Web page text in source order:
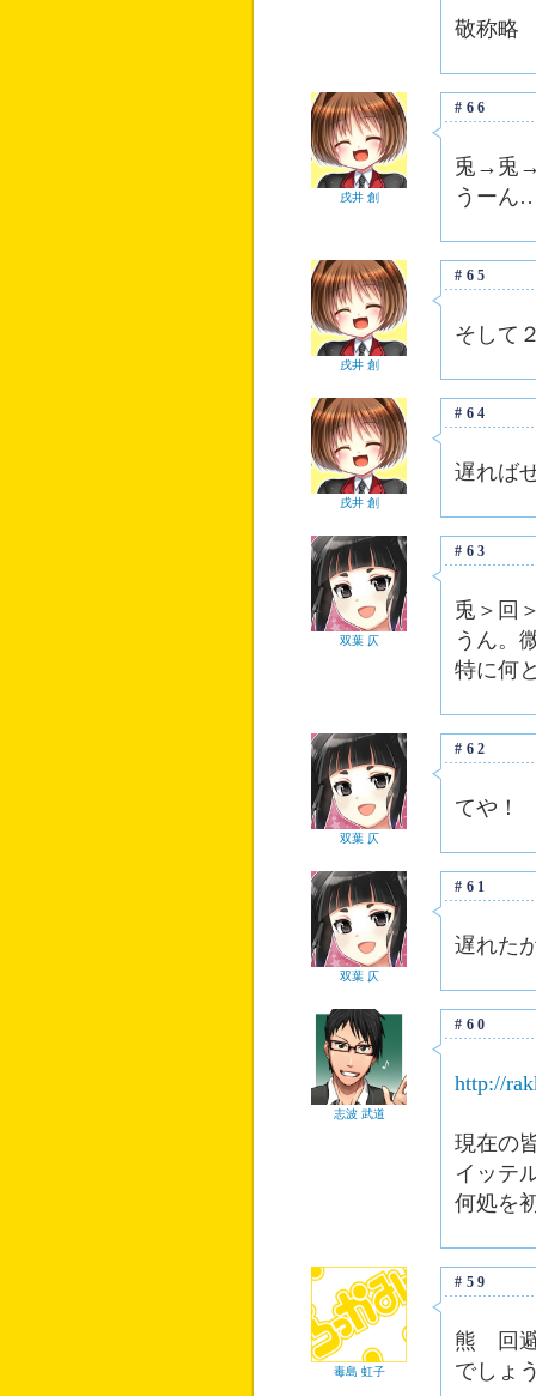
敬称略
戌井 創
#66
兎→兎
うーん
戌井 創
#65
そして
戌井 創
#64
遅れば
双葉 仄
#63
兎＞回
うん。
特に何
双葉 仄
#62
てや！
双葉 仄
#61
遅れた
志波 武道
#60
http://
現在の
イッテ
何処を
毒島 虹子
#59
熊 回
でしょ